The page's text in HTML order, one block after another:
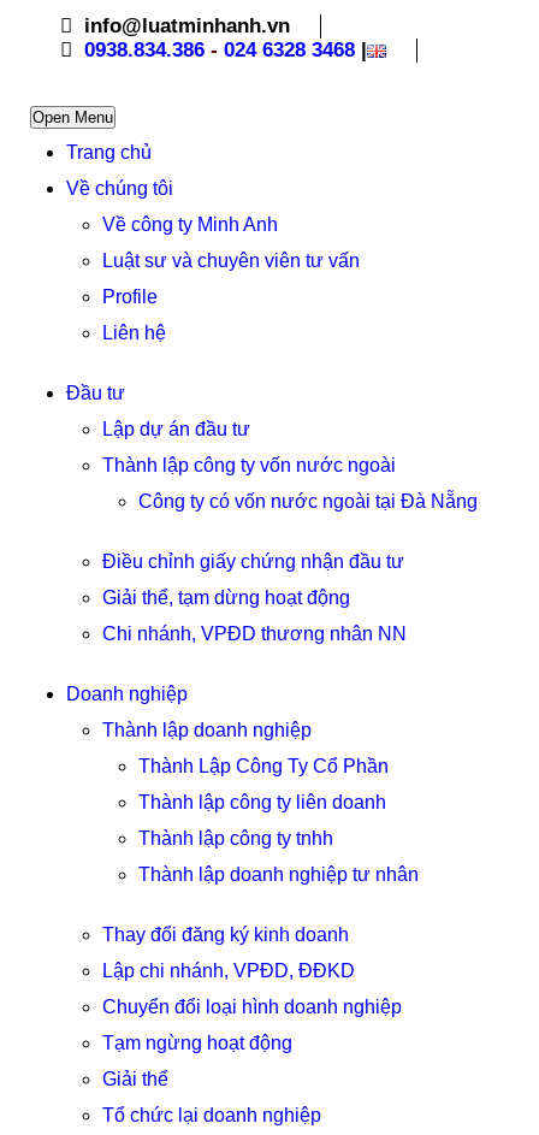
info@luatminhanh.vn
0938.834.386 - 024 6328 3468 |
Open Menu
Trang chủ
Về chúng tôi
Về công ty Minh Anh
Luật sư và chuyên viên tư vấn
Profile
Liên hệ
Đầu tư
Lập dự án đầu tư
Thành lập công ty vốn nước ngoài
Công ty có vốn nước ngoài tại Đà Nẵng
Điều chỉnh giấy chứng nhận đầu tư
Giải thể, tạm dừng hoạt động
Chi nhánh, VPĐD thương nhân NN
Doanh nghiệp
Thành lập doanh nghiệp
Thành Lập Công Ty Cổ Phần
Thành lập công ty liên doanh
Thành lập công ty tnhh
Thành lập doanh nghiệp tư nhân
Thay đổi đăng ký kinh doanh
Lập chi nhánh, VPĐD, ĐĐKD
Chuyển đổi loại hình doanh nghiệp
Tạm ngừng hoạt động
Giải thể
Tổ chức lại doanh nghiệp